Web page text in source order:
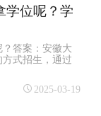
学位呢？学
答案：安徽大
式招生，通过
2025-03-19